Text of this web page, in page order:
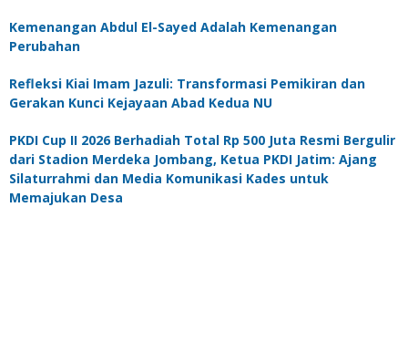
Kemenangan Abdul El-Sayed Adalah Kemenangan
Perubahan
Refleksi Kiai Imam Jazuli: Transformasi Pemikiran dan
Gerakan Kunci Kejayaan Abad Kedua NU
PKDI Cup II 2026 Berhadiah Total Rp 500 Juta Resmi Bergulir
dari Stadion Merdeka Jombang, Ketua PKDI Jatim: Ajang
Silaturrahmi dan Media Komunikasi Kades untuk
Memajukan Desa